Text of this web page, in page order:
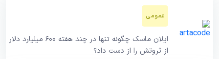
عمومی
ایلان ماسک چگونه تنها در چند هفته ۶۰۰ میلیارد دلار
از ثروتش را از دست داد؟